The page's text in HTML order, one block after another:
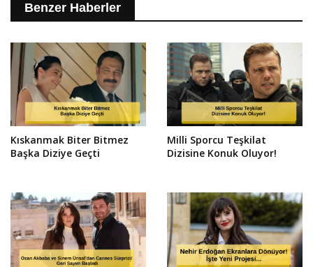
Benzer Haberler
Kıskanmak Biter Bitmez
Başka Diziye Geçti
Milli Sporcu Teşkilat
Dizisine Konuk Oluyor!